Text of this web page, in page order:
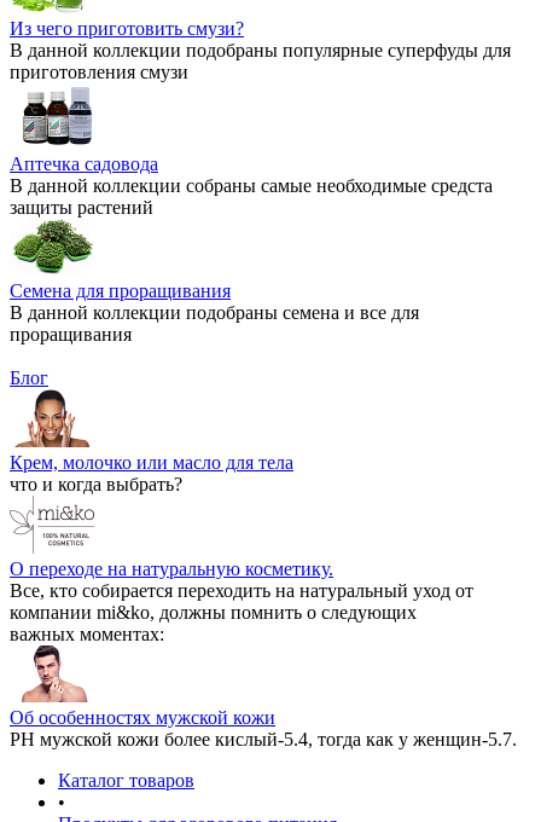
Из чего приготовить смузи?
В данной коллекции подобраны популярные суперфуды для
приготовления смузи
Аптечка садовода
В данной коллекции собраны самые необходимые средста
защиты растений
Семена для проращивания
В данной коллекции подобраны семена и все для
проращивания
Блог
Крем, молочко или масло для тела
что и когда выбрать?
О переходе на натуральную косметику.
Все, кто собирается переходить на натуральный уход от
компании mi&ko, должны помнить о следующих
важных моментах:
Об особенностях мужской кожи
РН мужской кожи более кислый-5.4, тогда как у женщин-5.7.
Каталог товаров
•